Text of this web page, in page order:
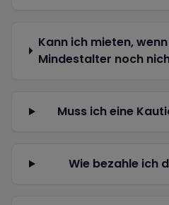
Kann ich mieten,
Mindestalter noch
Muss ich eine
Wie bezahle ich